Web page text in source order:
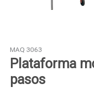
MAQ 3063
Plataforma
pasos